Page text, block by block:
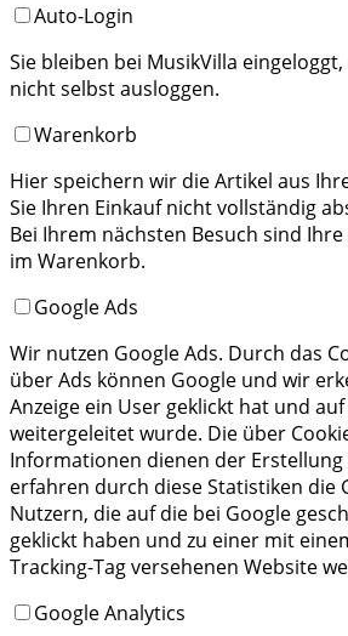
Auto-Login
Sie bleiben bei MusikVilla eingeloggt,
nicht selbst ausloggen.
Warenkorb
Hier speichern wir die Artikel aus
Sie Ihren Einkauf nicht vollständig
Bei Ihrem nächsten Besuch sind
im Warenkorb.
Google Ads
Wir nutzen Google Ads. Durch das
über Ads können Google und wir
Anzeige ein User geklickt hat und
weitergeleitet wurde. Die über
Informationen dienen der
erfahren durch diese Statistiken die
Nutzern, die auf die bei Google
geklickt haben und zu einer mit
Tracking-Tag versehenen Website
Google Analytics